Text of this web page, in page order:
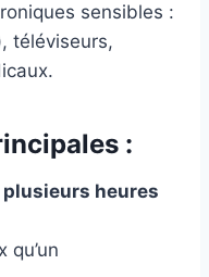
sensibles :
téléviseurs,
:
plusieurs heures
qu’un